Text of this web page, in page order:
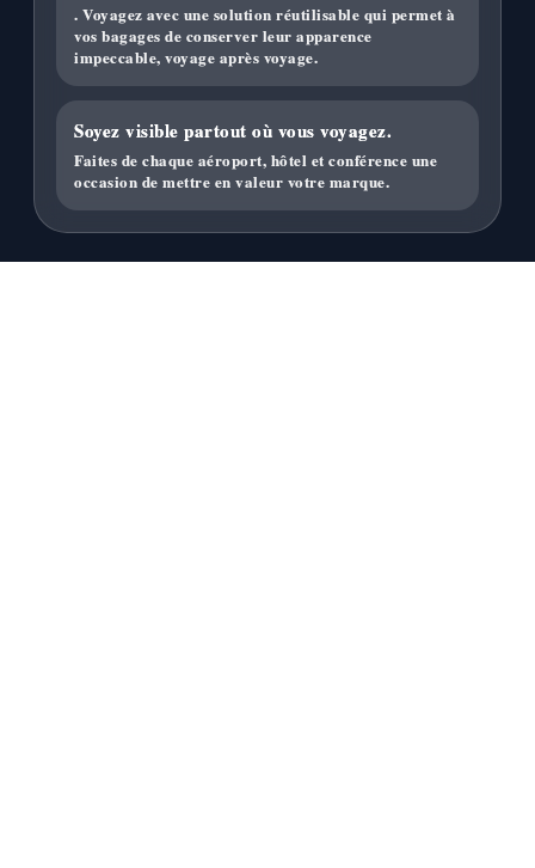
. Voyagez avec une solution réutilisable qui permet à
vos bagages de conserver leur apparence
impeccable, voyage après voyage.
Soyez visible partout où vous voyagez.
Faites de chaque aéroport, hôtel et conférence une
occasion de mettre en valeur votre marque.